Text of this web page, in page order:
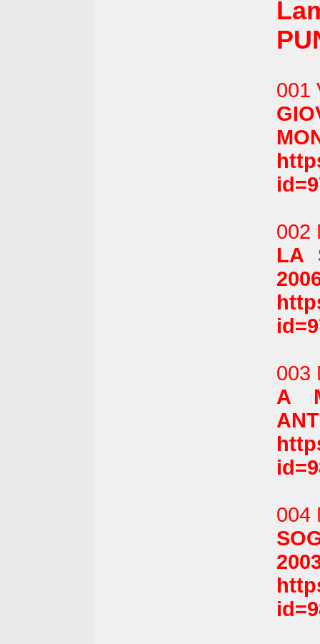
001
002
LA
003
A
004